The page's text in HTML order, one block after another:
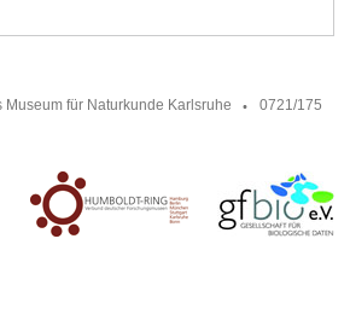
für Naturkunde Karlsruhe
0721/175